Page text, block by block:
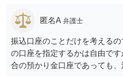
匿名A 弁護士
振込口座のことだけを考える
の口座を指定するかは自由で
合の預かり金口座であっても